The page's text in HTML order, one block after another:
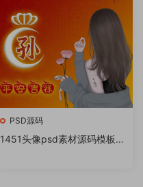
PSD源码
1451头像psd素材源码模板源